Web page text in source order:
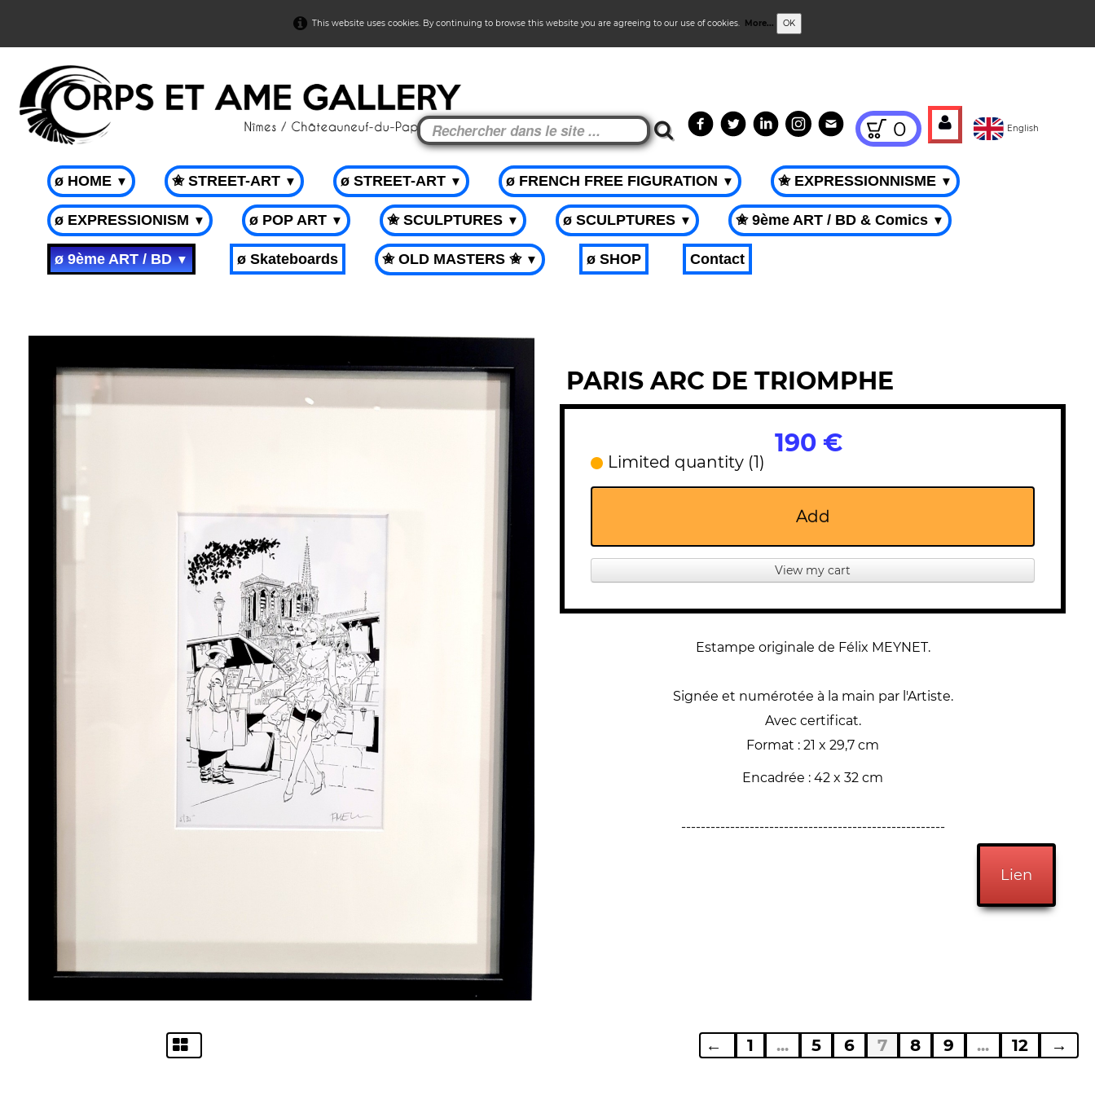
This website uses cookies. By continuing to browse this website you are agreeing to our use of cookies. More... OK
0 English
ø HOME ▼ ✬ STREET-ART ▼ ø STREET-ART ▼ ø FRENCH FREE FIGURATION ▼ ✬ EXPRESSIONNISME ▼
ø EXPRESSIONISM ▼ ø POP ART ▼ ✬ SCULPTURES ▼ ø SCULPTURES ▼ ✬ 9ème ART / BD & Comics ▼
ø 9ème ART / BD▼ ø Skateboards ✬ OLD MASTERS ✬ ▼ ø SHOP Contact
PARIS ARC DE TRIOMPHE
190 €
Limited quantity (1)
Add
View my cart
Estampe originale de Félix MEYNET.
Signée et numérotée à la main par l'Artiste.
Avec certificat.
Format : 21 x 29,7 cm
Encadrée : 42 x 32 cm
------------------------------------------------------
Lien
← 1 ... 5 6 7 8 9 ... 12 →